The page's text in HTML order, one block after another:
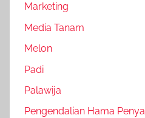
Marketing
Media Tanam
Melon
Padi
Palawija
Pengendalian Hama